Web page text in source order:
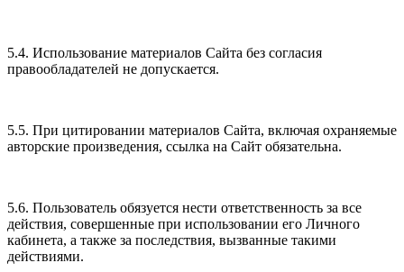
5.4. Использование материалов Сайта без согласия
правообладателей не допускается.
5.5. При цитировании материалов Сайта, включая охраняемые
авторские произведения, ссылка на Сайт обязательна.
5.6. Пользователь обязуется нести ответственность за все
действия, совершенные при использовании его Личного
кабинета, а также за последствия, вызванные такими
действиями.